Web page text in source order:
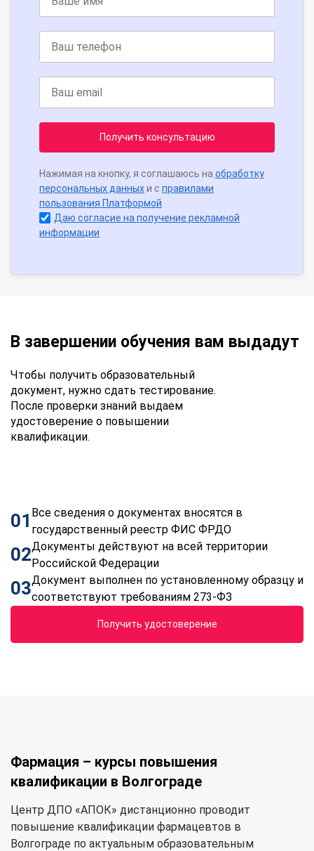
Получить консультацию
Нажимая на кнопку, я соглашаюсь на обработку
персональных данныхи с правилами
пользования Платформой
Даю согласие на получение рекламной
информации
В завершении обучения вам выдадут
Чтобы получить образовательный
документ, нужно сдать тестирование.
После проверки знаний выдаем
удостоверение о повышении
квалификации.
01 Все сведения о документах вносятся в
государственный реестр ФИС ФРДО
02Документы действуют на всей территории
Российской Федерации
03Документ выполнен по установленному образцу и
соответствуют требованиям 273-ФЗ
Получить удостоверение
Фармация – курсы повышения
квалификации в Волгограде
Центр ДПО «АПОК» дистанционно проводит
повышение квалификации фармацевтов в
Волгограде по актуальным образовательным